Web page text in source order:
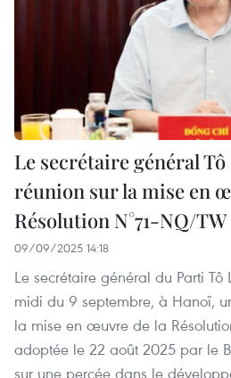
Le secrétaire général
réunion sur la mise en
Résolution N°71-NQ/TW
09/09/2025 14:18
Le secrétaire général du Parti Tô
midi du 9 septembre, à Hanoï,
la mise en œuvre de la
adoptée le 22 août 2025 par le
sur une percée dans le